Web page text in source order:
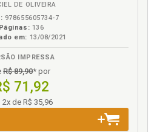
Estado e a economia de
p. 79
emprego, p. 141
porte. Tratamento favorecido
porte, p. 142
de mercado, p. 122
estatal, p. 158
DE OLIVEIRA
978655605734-7
Páginas: 136
em: 13/08/2021
IMPRESSA
R$ 89,90* por
71,92
2x de R$ 35,96